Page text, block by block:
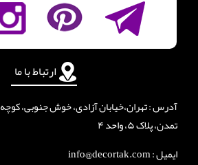
ارتباط با ما
آدرس : تهران،خیابان آزادی، خوش جنوبی، کوچه
تمدن، پلاک ۵، واحد ۴
ایمیل : info@decortak.com